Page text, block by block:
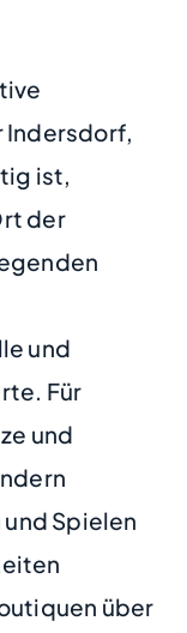
Indersdorf,
ist,
der
und
Für
und
und Spielen
über